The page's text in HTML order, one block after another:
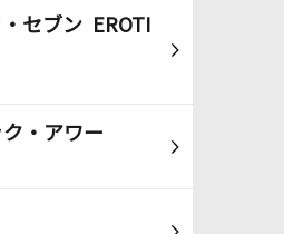
セブン EROTI
・アワー